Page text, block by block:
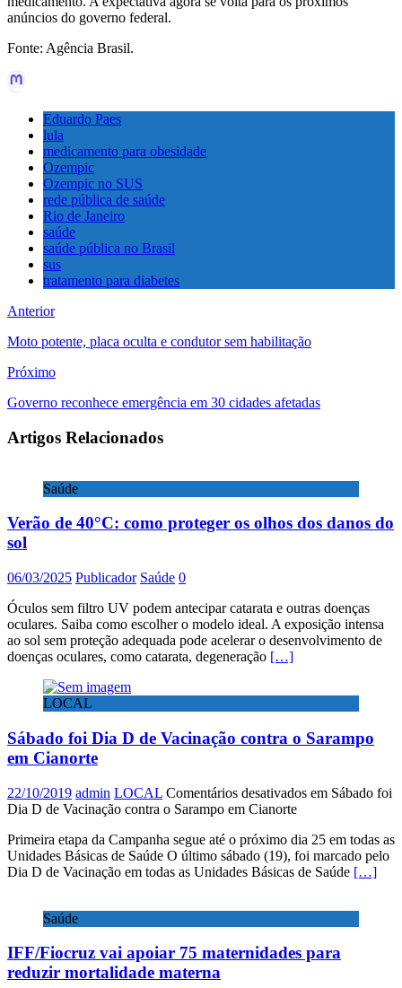
anúncios do governo federal.
Fonte: Agência Brasil.
Eduardo Paes
lula
medicamento para obesidade
Ozempic
Ozempic no SUS
rede pública de saúde
Rio de Janeiro
saúde
saúde pública no Brasil
sus
tratamento para diabetes
Anterior
Moto potente, placa oculta e condutor sem habilitação
Próximo
Governo reconhece emergência em 30 cidades afetadas
Artigos Relacionados
Saúde
Verão de 40°C: como proteger os olhos dos danos do
sol
06/03/2025 Publicador Saúde 0
Óculos sem filtro UV podem antecipar catarata e outras doenças
oculares. Saiba como escolher o modelo ideal. A exposição intensa
ao sol sem proteção adequada pode acelerar o desenvolvimento de
doenças oculares, como catarata, degeneração […]
LOCAL
Sábado foi Dia D de Vacinação contra o Sarampo
em Cianorte
22/10/2019 admin LOCAL Comentários desativados em Sábado foi
Dia D de Vacinação contra o Sarampo em Cianorte
Primeira etapa da Campanha segue até o próximo dia 25 em todas as
Unidades Básicas de Saúde O último sábado (19), foi marcado pelo
Dia D de Vacinação em todas as Unidades Básicas de Saúde […]
Saúde
IFF/Fiocruz vai apoiar 75 maternidades para
reduzir mortalidade materna